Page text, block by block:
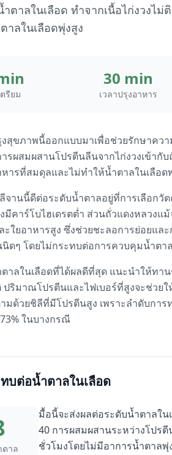
ตาลในเลือด ทำจากเนื้อไก่งวงไ
าลในเลือดพุ่งสูง
รียม
30 min
เวลาปรุงอาหาร
งสุขภาพนี้ออกแบบมาเพื่อช่วยรักษาคว
รผสมผสานโปรตีนลีนจากไก่งวงเข้า
ารที่สมดุลและไม่ทำให้น้ำตาลในเลือด
จานนี้ดีต่อระดับน้ำตาลอยู่ที่การเลือกวั
าร์โบไฮเดรตต่ำ ส่วนถั่วแดงหลวงแ
ะใยอาหารสูง ซึ่งช่วยชะลอการย่อยแ
นิดๆ โดยไม่กระทบต่อการควบคุมน้ำตา
ตาลในเลือดที่ได้ผลดีที่สุด แนะนำให้ท
ริมาณโปรตีนและไฟเบอร์ที่สูงจะช่ว
มด้วยชิลีที่มีโปรตีนสูง เพราะลำดับก
ในบางกรณี
บต่อน้ำตาลในเลือด
ตาล
มื้อนี้จะส่งผลต่อระดับน้ำตาลใน
40 การผสมผสานระหว่างโปร
ชั่วโมงโดยไม่มีอาการน้ำตาลพุ่